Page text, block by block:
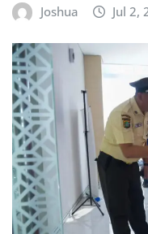
Joshua Jul 2,